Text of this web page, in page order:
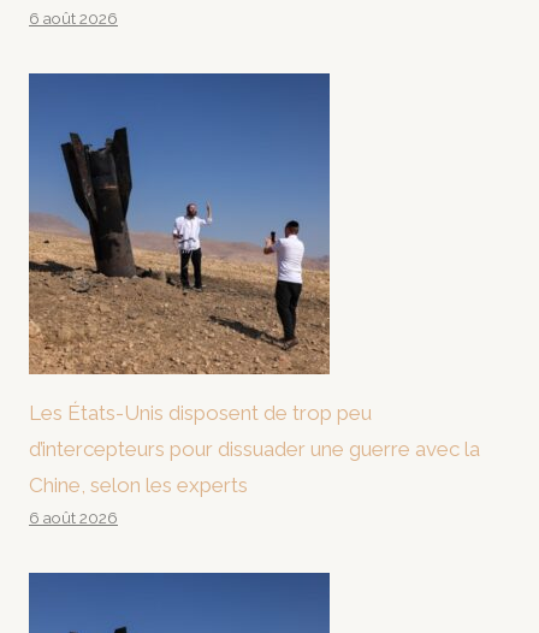
6 août 2026
Les États-Unis disposent de trop peu
d’intercepteurs pour dissuader une guerre avec la
Chine, selon les experts
6 août 2026